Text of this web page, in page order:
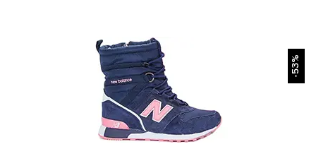
БЫСТРЫЙ ПРОСМОТР
-53%